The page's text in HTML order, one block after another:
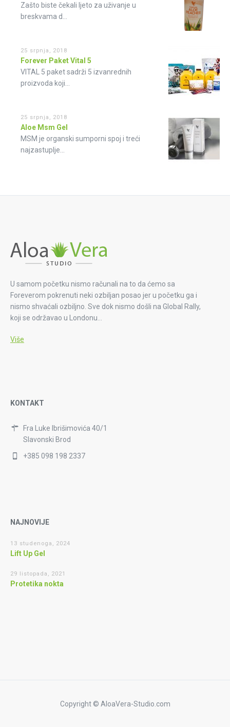
Zašto biste čekali ljeto za uživanje u
breskvama d...
25 srpnja, 2018
Forever Paket Vital 5
VITAL 5 paket sadrži 5 izvanrednih
proizvoda koji...
25 srpnja, 2018
Aloe Msm Gel
MSM je organski sumporni spoj i treći
najzastuplje...
U samom početku nismo računali na to da ćemo sa
Foreverom pokrenuti neki ozbiljan posao jer u početku ga i
nismo shvaćali ozbiljno. Sve dok nismo došli na Global Rally,
koji se održavao u Londonu…
Više
KONTAKT
Fra Luke Ibrišimovića 40/1
Slavonski Brod
+385 098 198 2337
NAJNOVIJE
13 studenoga, 2024
Lift Up Gel
29 listopada, 2021
Protetika nokta
Copyright © AloaVera-Studio.com